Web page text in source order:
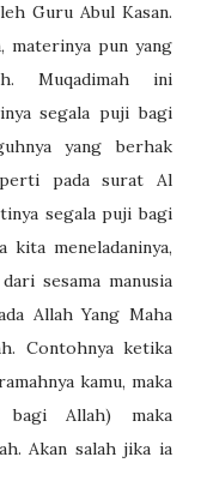
Guru Abul Kasan.
materinya pun yang
Muqadimah ini
segala puji bagi
yang berhak
pada surat Al
segala puji bagi
kita meneladaninya,
sesama manusia
Allah Yang Maha
Contohnya ketika
kamu, maka
bagi Allah) maka
Akan salah jika ia